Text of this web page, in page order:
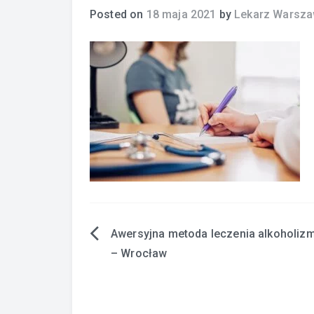
Posted on 18 maja 2021 by Lekarz
Nawigacja
Awersyjna metoda leczenia
– Wrocław